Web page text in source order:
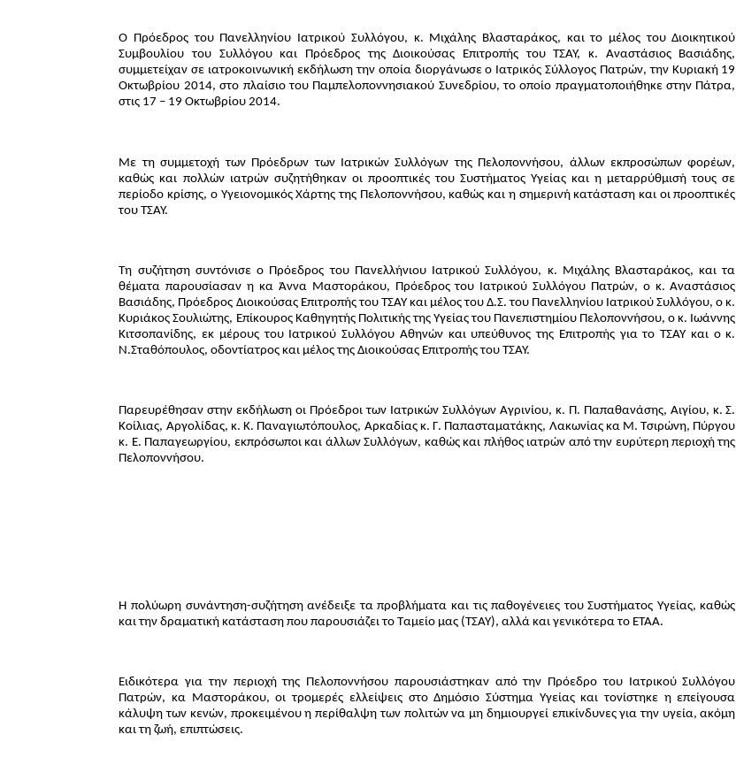
Ο Πρόεδρος του Πανελληνίου Ιατρικού Συλλόγου, κ. Μιχάλης Βλασταράκος, και το μέλος του Διοικητικού
Συμβουλίου του Συλλόγου και Πρόεδρος της Διοικούσας Επιτροπής του ΤΣΑΥ, κ. Αναστάσιος Βασιάδης,
συμμετείχαν σε ιατροκοινωνική εκδήλωση την οποία διοργάνωσε ο Ιατρικός Σύλλογος Πατρών, την Κυριακή 19
Οκτωβρίου 2014, στο πλαίσιο του Παμπελοποννησιακού Συνεδρίου, το οποίο πραγματοποιήθηκε στην Πάτρα,
στις 17 – 19 Οκτωβρίου 2014.
Με τη συμμετοχή των Πρόεδρων των Ιατρικών Συλλόγων της Πελοποννήσου, άλλων εκπροσώπων φορέων,
καθώς και πολλών ιατρών συζητήθηκαν οι προοπτικές του Συστήματος Υγείας και η μεταρρύθμισή τους σε
περίοδο κρίσης, ο Υγειονομικός Χάρτης της Πελοποννήσου, καθώς και η σημερινή κατάσταση και οι προοπτικές
του ΤΣΑΥ.
Τη συζήτηση συντόνισε ο Πρόεδρος του Πανελλήνιου Ιατρικού Συλλόγου, κ. Μιχάλης Βλασταράκος, και τα
θέματα παρουσίασαν η κα Άννα Μαστοράκου, Πρόεδρος του Ιατρικού Συλλόγου Πατρών, ο κ. Αναστάσιος
Βασιάδης, Πρόεδρος Διοικούσας Επιτροπής του ΤΣΑΥ και μέλος του Δ.Σ. του Πανελληνίου Ιατρικού Συλλόγου, ο κ.
Κυριάκος Σουλιώτης, Επίκουρος Καθηγητής Πολιτικής της Υγείας του Πανεπιστημίου Πελοποννήσου, ο κ. Ιωάννης
Κιτσοπανίδης, εκ μέρους του Ιατρικού Συλλόγου Αθηνών και υπεύθυνος της Επιτροπής για το ΤΣΑΥ και ο κ.
Ν.Σταθόπουλος, οδοντίατρος και μέλος της Διοικούσας Επιτροπής του ΤΣΑΥ.
Παρευρέθησαν στην εκδήλωση οι Πρόεδροι των Ιατρικών Συλλόγων Αγρινίου, κ. Π. Παπαθανάσης, Αιγίου, κ. Σ.
Κοίλιας, Αργολίδας, κ. Κ. Παναγιωτόπουλος, Αρκαδίας κ. Γ. Παπασταματάκης, Λακωνίας κα Μ. Τσιρώνη, Πύργου
κ. Ε. Παπαγεωργίου, εκπρόσωποι και άλλων Συλλόγων, καθώς και πλήθος ιατρών από την ευρύτερη περιοχή της
Πελοποννήσου.
Η πολύωρη συνάντηση-συζήτηση ανέδειξε τα προβλήματα και τις παθογένειες του Συστήματος Υγείας, καθώς
και την δραματική κατάσταση που παρουσιάζει το Ταμείο μας (ΤΣΑΥ), αλλά και γενικότερα το ΕΤΑΑ.
Ειδικότερα για την περιοχή της Πελοποννήσου παρουσιάστηκαν από την Πρόεδρο του Ιατρικού Συλλόγου
Πατρών, κα Μαστοράκου, οι τρομερές ελλείψεις στο Δημόσιο Σύστημα Υγείας και τονίστηκε η επείγουσα
κάλυψη των κενών, προκειμένου η περίθαλψη των πολιτών να μη δημιουργεί επικίνδυνες για την υγεία, ακόμη
και τη ζωή, επιπτώσεις.